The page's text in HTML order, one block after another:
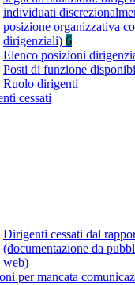
individuati
posizione organizzativa
dirigenziali) 6
Elenco posizioni
Posti di funzione
Ruolo dirigenti
cessati
Dirigenti cessati dal
(documentazione da
web)
per mancata